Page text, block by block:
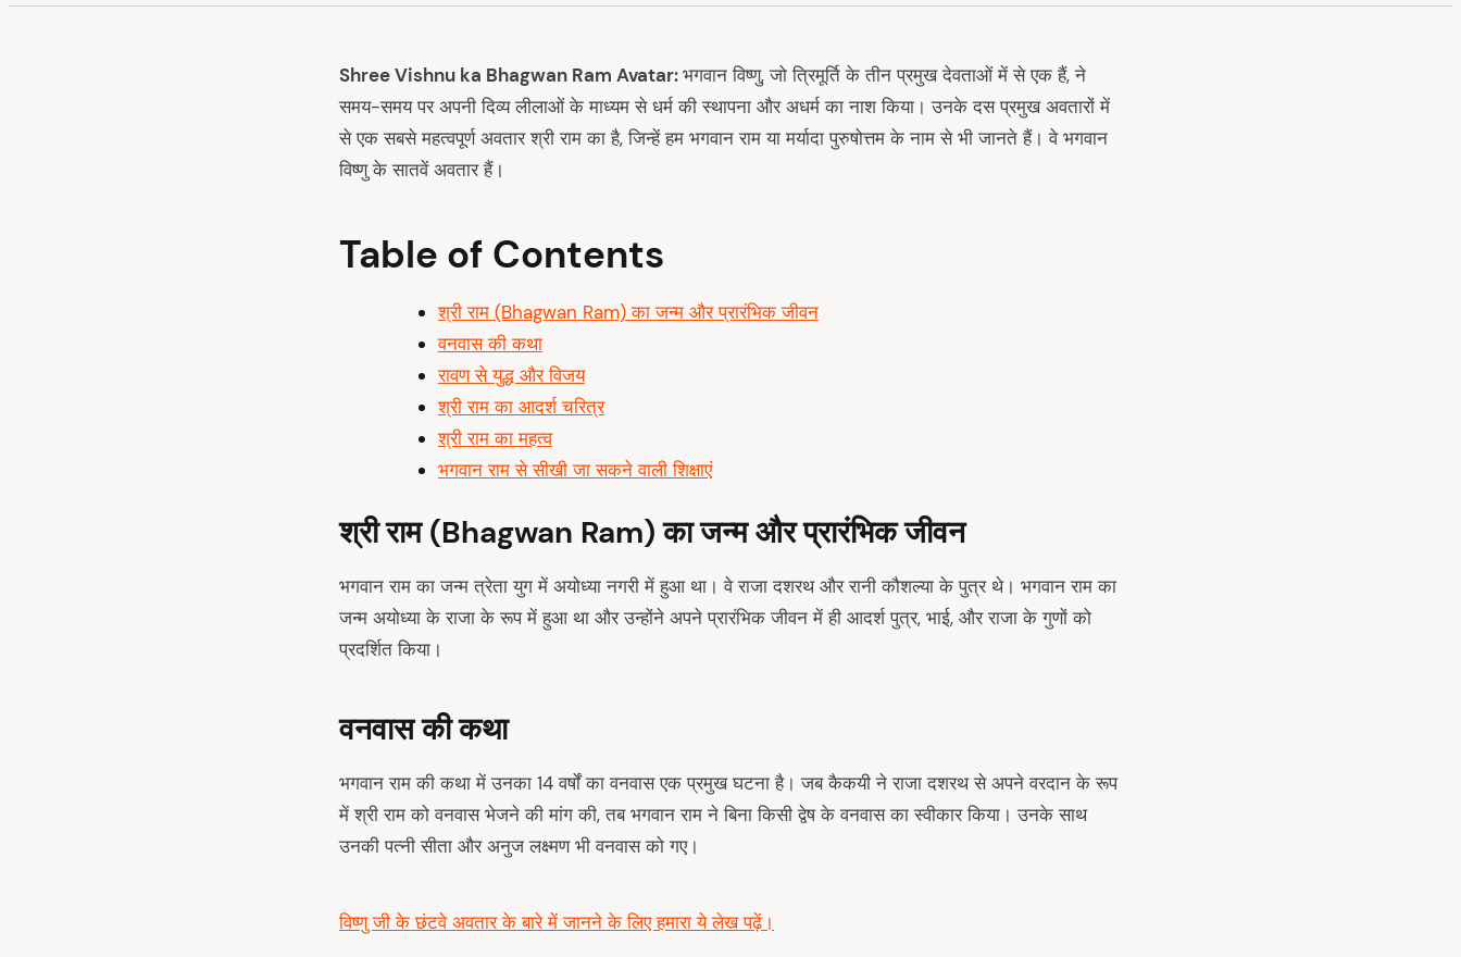
Shree Vishnu ka Bhagwan Ram Avatar:भगवान विष्णु, जो त्रिमूर्ति के तीन प्रमुख देवताओं में से एक हैं, ने
समय-समय पर अपनी दिव्य लीलाओं के माध्यम से धर्म की स्थापना और अधर्म का नाश किया। उनके दस प्रमुख अवतारों में
से एक सबसे महत्वपूर्ण अवतार श्री राम का है, जिन्हें हम भगवान राम या मर्यादा पुरुषोत्तम के नाम से भी जानते हैं। वे भगवान
विष्णु के सातवें अवतार हैं।
Table of Contents
श्री राम (Bhagwan Ram) का जन्म और प्रारंभिक जीवन
वनवास की कथा
रावण से युद्ध और विजय
श्री राम का आदर्श चरित्र
श्री राम का महत्व
भगवान राम से सीखी जा सकने वाली शिक्षाएं
श्री राम (Bhagwan Ram) का जन्म और प्रारंभिक जीवन
भगवान राम का जन्म त्रेता युग में अयोध्या नगरी में हुआ था। वे राजा दशरथ और रानी कौशल्या के पुत्र थे। भगवान राम का
जन्म अयोध्या के राजा के रूप में हुआ था और उन्होंने अपने प्रारंभिक जीवन में ही आदर्श पुत्र, भाई, और राजा के गुणों को
प्रदर्शित किया।
वनवास की कथा
भगवान राम की कथा में उनका 14 वर्षों का वनवास एक प्रमुख घटना है। जब कैकयी ने राजा दशरथ से अपने वरदान के रूप
में श्री राम को वनवास भेजने की मांग की, तब भगवान राम ने बिना किसी द्वेष के वनवास का स्वीकार किया। उनके साथ
उनकी पत्नी सीता और अनुज लक्ष्मण भी वनवास को गए।
विष्णु जी के छंटवे अवतार के बारे में जानने के लिए हमारा ये लेख पढ़ें।